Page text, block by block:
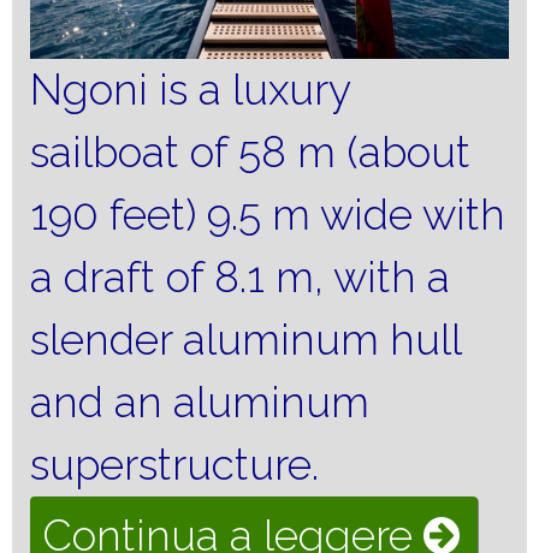
Ngoni is a luxury
sailboat of 58 m (about
190 feet) 9.5 m wide with
a draft of 8.1 m, with a
slender aluminum hull
and an aluminum
superstructure.
Continua a leggere “THE